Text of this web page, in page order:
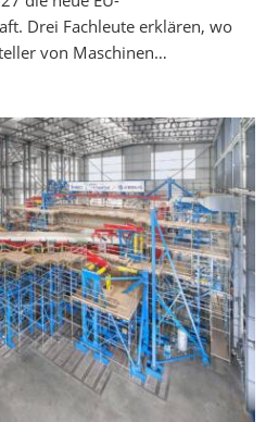
Drei Fachleute erklären, wo
von Maschinen…